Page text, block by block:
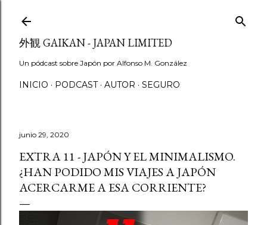
外観 GAIKAN - JAPAN LIMITED
Un pódcast sobre Japón por Alfonso M. González
INICIO PODCAST AUTOR SEGURO
junio 29, 2020
EXTRA 11 - JAPÓN Y EL MINIMALISMO.
¿HAN PODIDO MIS VIAJES A JAPÓN
ACERCARME A ESA CORRIENTE?